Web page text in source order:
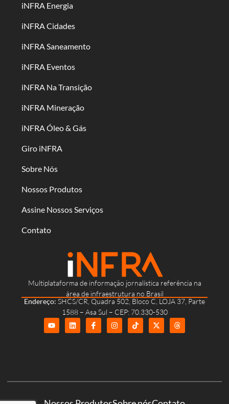
Multiplataforma de informação jornalística referência na
área de infraestrutura no Brasil
Endereço: SHCS/CR, Quadra 502, Bloco C, LOJA 37, Parte
1588 – Asa Sul – CEP: 70.330-530
iNFRA Energia
iNFRA Cidades
iNFRA Saneamento
iNFRA Eventos
iNFRA Na Transição
iNFRA Mineração
iNFRA Óleo & Gás
Giro iNFRA
Sobre Nós
Nossos Produtos
Assine Nossos Serviços
Contato